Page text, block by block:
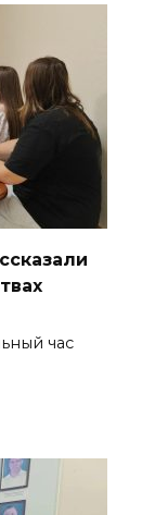
час